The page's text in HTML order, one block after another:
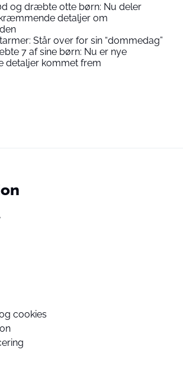
og dræbte otte børn: Nu deler
detaljer om
Står over for sin “dommedag”
7 af sine børn: Nu er nye
detaljer kommet frem
cookies